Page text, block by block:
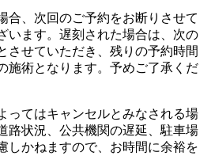
合、次回のご予約をお断りさせて
います。遅刻された場合は、次の
させていただき、残りの予約時間
施術となります。予めご了承くだ
ってはキャンセルとみなされる場
路状況、公共機関の遅延、駐車場
しかねますので、お時間に余裕を